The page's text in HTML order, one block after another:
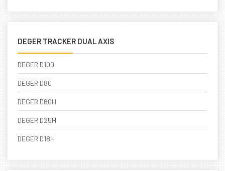
DEGER TRACKER DUAL AXIS
DEGER D100
DEGER D80
DEGER D60H
DEGER D25H
DEGER D18H